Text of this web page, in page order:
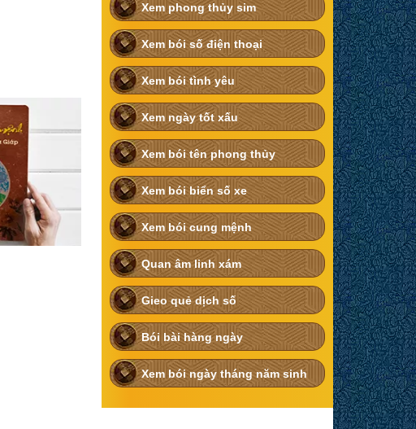
Xem phong thủy sim
Xem bói số điện thoại
Xem bói tình yêu
Xem ngày tốt xấu
Xem bói tên phong thủy
Xem bói biển số xe
Xem bói cung mệnh
Quan âm linh xám
Gieo quẻ dịch số
Bói bài hàng ngày
Xem bói ngày tháng năm sinh